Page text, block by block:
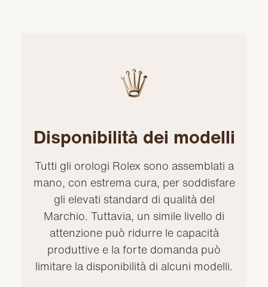
Disponibilità dei modelli
Tutti gli orologi Rolex sono assemblati a
mano, con estrema cura, per soddisfare
gli elevati standard di qualità del
Marchio. Tuttavia, un simile livello di
attenzione può ridurre le capacità
produttive e la forte domanda può
limitare la disponibilità di alcuni modelli.